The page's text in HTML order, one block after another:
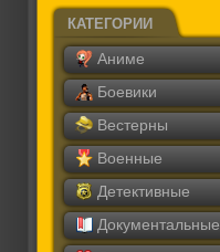
КАТЕГОРИИ
Аниме
Боевики
Вестерны
Военные
Детективные
Документальные